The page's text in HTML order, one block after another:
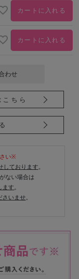
カートに入れる
カートに入れる
わせ
ちら
い※
しております。
ない場合は
ます。
さいませ。